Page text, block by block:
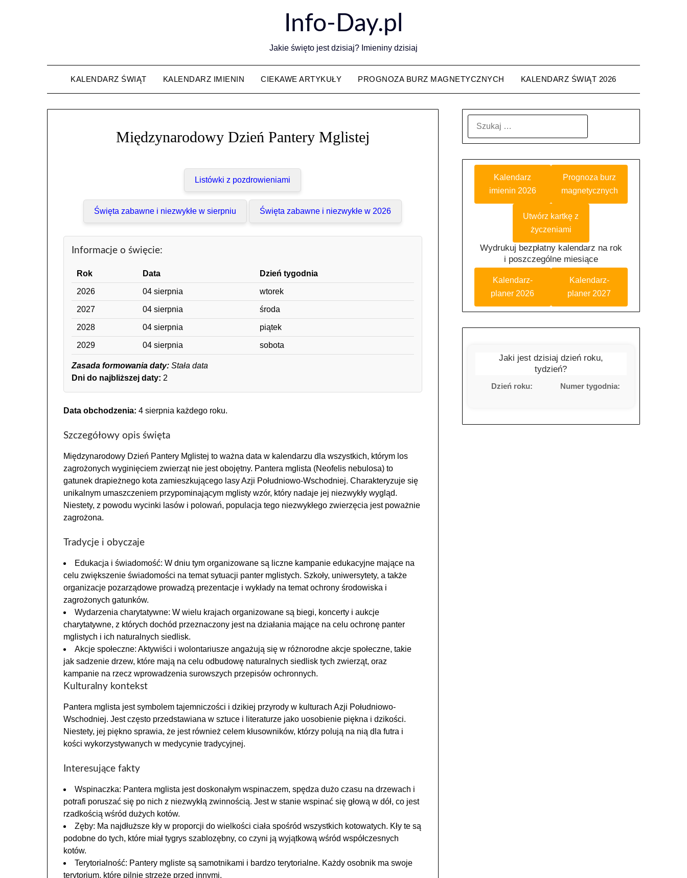
Info-Day.pl
Jakie święto jest dzisiaj? Imieniny dzisiaj
KALENDARZ ŚWIĄT KALENDARZ IMIENIN CIEKAWE ARTYKUŁY PROGNOZA BURZ MAGNETYCZNYCH KALENDARZ ŚWIĄT 2026
Międzynarodowy Dzień Pantery Mglistej
Listówki z pozdrowieniami
Święta zabawne i niezwykłe w sierpniu Święta zabawne i niezwykłe w 2026
Informacje o święcie:
Rok Data Dzień tygodnia
2026 04 sierpnia wtorek
2027 04 sierpnia środa
2028 04 sierpnia piątek
2029 04 sierpnia sobota
Zasada formowania daty:Stała data
Dni do najbliższej daty: 2
Data obchodzenia: 4 sierpnia każdego roku.
Szczegółowy opis święta
Międzynarodowy Dzień Pantery Mglistej to ważna data w kalendarzu dla wszystkich, którym los
zagrożonych wyginięciem zwierząt nie jest obojętny. Pantera mglista (Neofelis nebulosa) to
gatunek drapieżnego kota zamieszkującego lasy Azji Południowo-Wschodniej. Charakteryzuje się
unikalnym umaszczeniem przypominającym mglisty wzór, który nadaje jej niezwykły wygląd.
Niestety, z powodu wycinki lasów i polowań, populacja tego niezwykłego zwierzęcia jest poważnie
zagrożona.
Tradycje i obyczaje
Edukacja i świadomość: W dniu tym organizowane są liczne kampanie edukacyjne mające na
celu zwiększenie świadomości na temat sytuacji panter mglistych. Szkoły, uniwersytety, a także
organizacje pozarządowe prowadzą prezentacje i wykłady na temat ochrony środowiska i
zagrożonych gatunków.
Wydarzenia charytatywne: W wielu krajach organizowane są biegi, koncerty i aukcje
charytatywne, z których dochód przeznaczony jest na działania mające na celu ochronę panter
mglistych i ich naturalnych siedlisk.
Akcje społeczne: Aktywiści i wolontariusze angażują się w różnorodne akcje społeczne, takie
jak sadzenie drzew, które mają na celu odbudowę naturalnych siedlisk tych zwierząt, oraz
kampanie na rzecz wprowadzenia surowszych przepisów ochronnych.
Kulturalny kontekst
Pantera mglista jest symbolem tajemniczości i dzikiej przyrody w kulturach Azji Południowo-
Wschodniej. Jest często przedstawiana w sztuce i literaturze jako uosobienie piękna i dzikości.
Niestety, jej piękno sprawia, że jest również celem kłusowników, którzy polują na nią dla futra i
kości wykorzystywanych w medycynie tradycyjnej.
Interesujące fakty
Wspinaczka: Pantera mglista jest doskonałym wspinaczem, spędza dużo czasu na drzewach i
potrafi poruszać się po nich z niezwykłą zwinnością. Jest w stanie wspinać się głową w dół, co jest
rzadkością wśród dużych kotów.
Zęby: Ma najdłuższe kły w proporcji do wielkości ciała spośród wszystkich kotowatych. Kły te są
podobne do tych, które miał tygrys szablozębny, co czyni ją wyjątkową wśród współczesnych
kotów.
Terytorialność: Pantery mgliste są samotnikami i bardzo terytorialne. Każdy osobnik ma swoje
terytorium, które pilnie strzeże przed innymi.
Kalendarz
imienin 2026
Prognoza burz
magnetycznych
Utwórz kartkę z
życzeniami
Wydrukuj bezpłatny kalendarz na rok
i poszczególne miesiące
Kalendarz-
planer 2026
Kalendarz-
planer 2027
Jaki jest dzisiaj dzień roku,
tydzień?
Dzień roku: Numer tygodnia: